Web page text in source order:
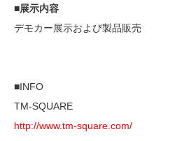
■展示内容
デモカー展示および製品販売
■INFO
TM-SQUARE
http://www.tm-square.com/